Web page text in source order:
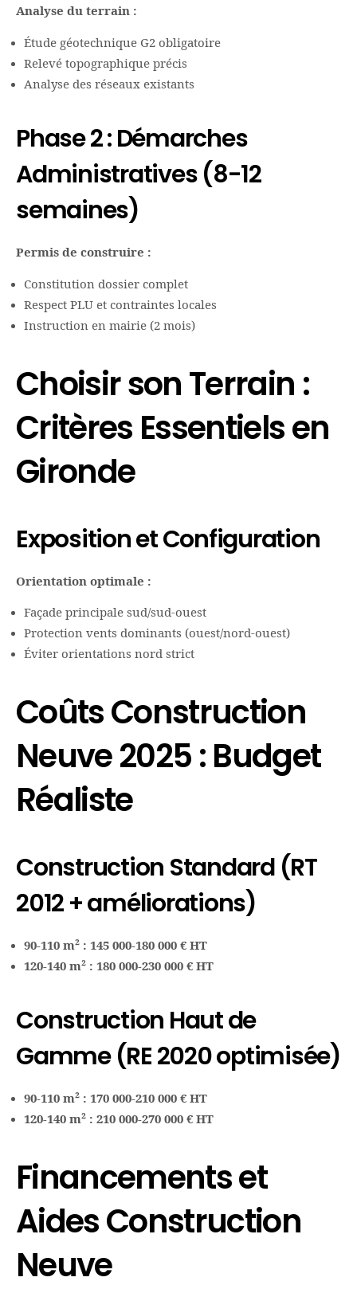
Analyse du terrain :
Étude géotechnique G2 obligatoire
Relevé topographique précis
Analyse des réseaux existants
Phase 2 : Démarches
Administratives (8-12
semaines)
Permis de construire :
Constitution dossier complet
Respect PLU et contraintes locales
Instruction en mairie (2 mois)
Choisir son Terrain :
Critères Essentiels en
Gironde
Exposition et Configuration
Orientation optimale :
Façade principale sud/sud-ouest
Protection vents dominants (ouest/nord-ouest)
Éviter orientations nord strict
Coûts Construction
Neuve 2025 : Budget
Réaliste
Construction Standard (RT
2012 + améliorations)
90-110 m² : 145 000-180 000 € HT
120-140 m² : 180 000-230 000 € HT
Construction Haut de
Gamme (RE 2020 optimisée)
90-110 m² : 170 000-210 000 € HT
120-140 m² : 210 000-270 000 € HT
Financements et
Aides Construction
Neuve